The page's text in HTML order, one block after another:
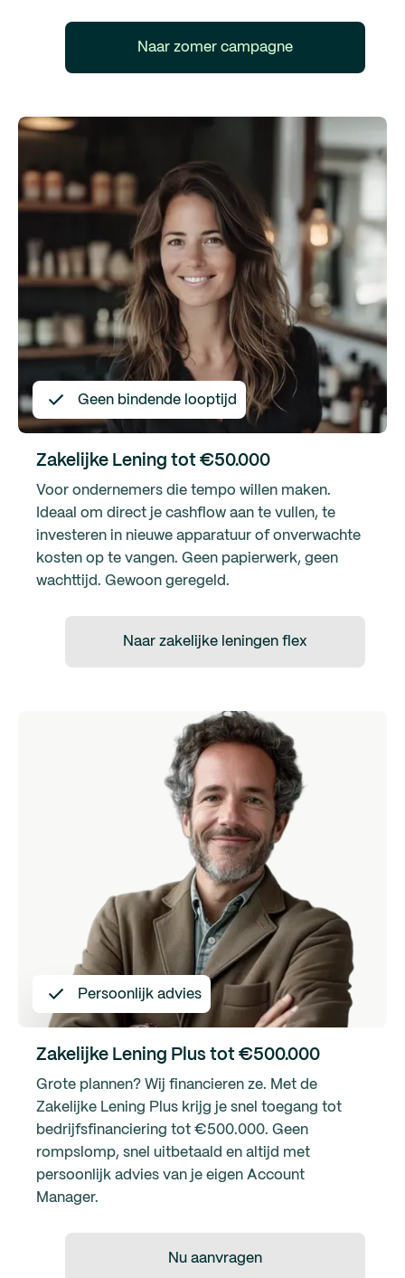
Naar zomer campagne
Geen bindende looptijd
Zakelijke Lening tot €50.000
Voor ondernemers die tempo willen maken.
Ideaal om direct je cashflow aan te vullen, te
investeren in nieuwe apparatuur of onverwachte
kosten op te vangen. Geen papierwerk, geen
wachttijd. Gewoon geregeld.
Naar zakelijke leningen flex
Persoonlijk advies
Zakelijke Lening Plus tot €500.000
Grote plannen? Wij financieren ze. Met de
Zakelijke Lening Plus krijg je snel toegang tot
bedrijfsfinanciering tot €500.000. Geen
rompslomp, snel uitbetaald en altijd met
persoonlijk advies van je eigen Account
Manager.
Nu aanvragen